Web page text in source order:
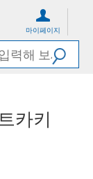
마이페이지
카키